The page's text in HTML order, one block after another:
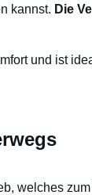
kannst. Die
und ist
welches